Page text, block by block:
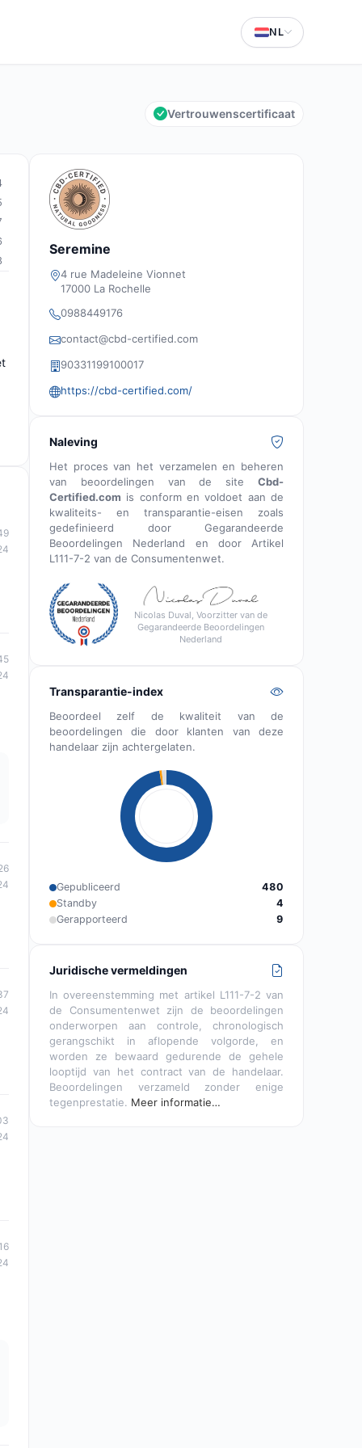
NL
Vertrouwenscertificaat
Seremine
4 rue Madeleine Vionnet
17000 La Rochelle
0988449176
contact@cbd-certified.com
90331199100017
https://cbd-certified.com/
Naleving
Het proces van het verzamelen en beheren
van beoordelingen van de site Cbd-
Certified.com is conform en voldoet aan de
kwaliteits- en transparantie-eisen zoals
gedefinieerd door Gegarandeerde
Beoordelingen Nederland en door Artikel
L111-7-2 van de Consumentenwet.
Nicolas Duval, Voorzitter van de
Gegarandeerde Beoordelingen
Nederland
Transparantie-index
Beoordeel zelf de kwaliteit van de
beoordelingen die door klanten van deze
handelaar zijn achtergelaten.
Gepubliceerd
480
Standby
4
Gerapporteerd
9
Juridische vermeldingen
In overeenstemming met artikel L111-7-2 van
de Consumentenwet zijn de beoordelingen
onderworpen aan controle, chronologisch
gerangschikt in aflopende volgorde, en
worden ze bewaard gedurende de gehele
looptijd van het contract van de handelaar.
Beoordelingen verzameld zonder enige
tegenprestatie. Meer informatie…